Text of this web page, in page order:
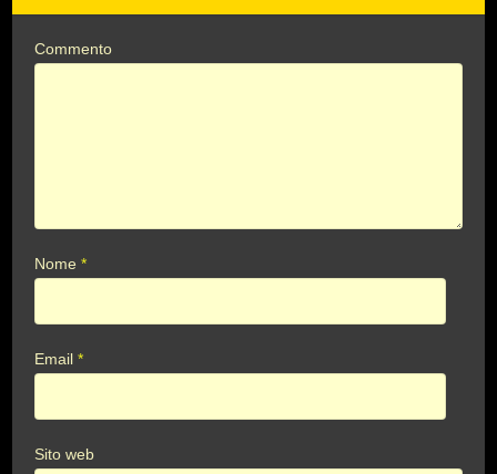
Commento
Nome*
Email*
Sito web